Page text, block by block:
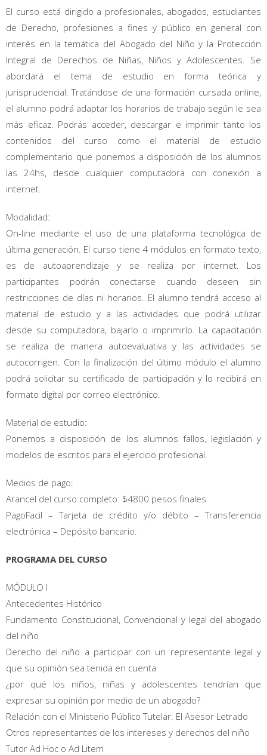
El curso está dirigido a profesionales, abogados, estudiantes
de Derecho, profesiones a fines y público en general con
interés en la temática del Abogado del Niño y la Protección
Integral de Derechos de Niñas, Niños y Adolescentes. Se
abordará el tema de estudio en forma teórica y
jurisprudencial. Tratándose de una formación cursada online,
el alumno podrá adaptar los horarios de trabajo según le sea
más eficaz. Podrás acceder, descargar e imprimir tanto los
contenidos del curso como el material de estudio
complementario que ponemos a disposición de los alumnos
las 24hs, desde cualquier computadora con conexión a
internet.
Modalidad:
On-line mediante el uso de una plataforma tecnológica de
última generación. El curso tiene 4 módulos en formato texto,
es de autoaprendizaje y se realiza por internet. Los
participantes podrán conectarse cuando deseen sin
restricciones de días ni horarios. El alumno tendrá acceso al
material de estudio y a las actividades que podrá utilizar
desde su computadora, bajarlo o imprimirlo. La capacitación
se realiza de manera autoevaluativa y las actividades se
autocorrigen. Con la finalización del último módulo el alumno
podrá solicitar su certificado de participación y lo recibirá en
formato digital por correo electrónico.
Material de estudio:
Ponemos a disposición de los alumnos fallos, legislación y
modelos de escritos para el ejercicio profesional.
Medios de pago:
Arancel del curso completo: $4800 pesos finales
PagoFacil – Tarjeta de crédito y/o débito – Transferencia
electrónica – Depósito bancario.
PROGRAMA DEL CURSO
MÓDULO I
Antecedentes Histórico
Fundamento Constitucional, Convencional y legal del abogado
del niño
Derecho del niño a participar con un representante legal y
que su opinión sea tenida en cuenta
¿por qué los niños, niñas y adolescentes tendrían que
expresar su opinión por medio de un abogado?
Relación con el Ministerio Público Tutelar. El Asesor Letrado
Otros representantes de los intereses y derechos del niño
Tutor Ad Hoc o Ad Litem